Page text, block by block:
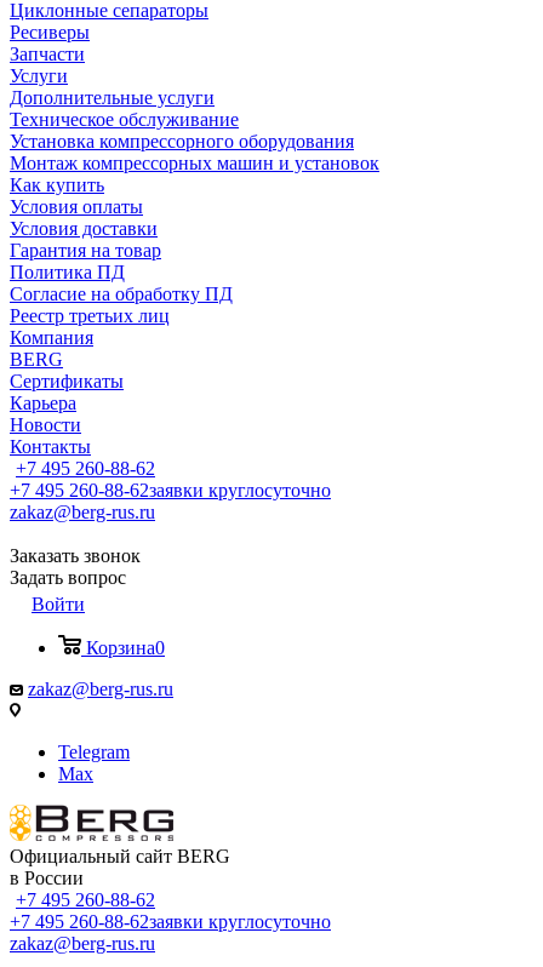
Циклонные сепараторы
Ресиверы
Запчасти
Услуги
Дополнительные услуги
Техническое обслуживание
Установка компрессорного оборудования
Монтаж компрессорных машин и установок
Как купить
Условия оплаты
Условия доставки
Гарантия на товар
Политика ПД
Согласие на обработку ПД
Реестр третьих лиц
Компания
BERG
Сертификаты
Карьера
Новости
Контакты
+7 495 260-88-62
+7 495 260-88-62заявки круглосуточно
zakaz@berg-rus.ru
Заказать звонок
Задать вопрос
Войти
Корзина0
zakaz@berg-rus.ru
Telegram
Max
Официальный сайт BERG
в России
+7 495 260-88-62
+7 495 260-88-62заявки круглосуточно
zakaz@berg-rus.ru